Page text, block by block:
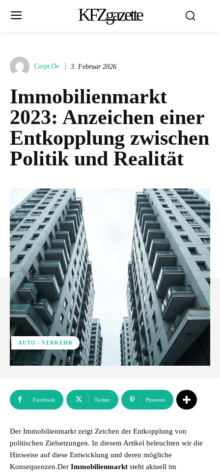
KFZgazette
Carpr.de 3. Februar 2026
Immobilienmarkt
2023: Anzeichen einer
Entkopplung zwischen
Politik und Realität
AUTO / VERKEHR
Facebook Twitter Pinterest
Der Immobilienmarkt zeigt Zeichen der Entkopplung von
politischen Zielsetzungen. In diesem Artikel beleuchten wir die
Hinweise auf diese Entwicklung und deren mögliche
Konsequenzen.Der Immobilienmarkt steht aktuell im